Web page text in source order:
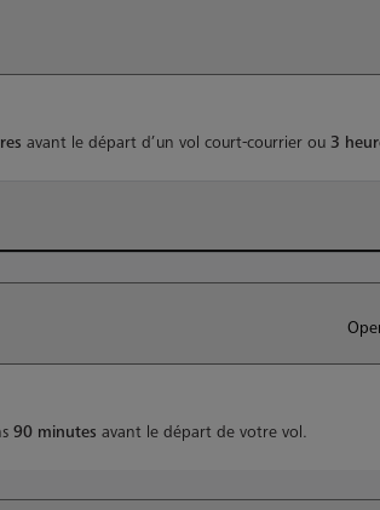
avant le départ d’un vol court-courrier ou 3
90 minutes avant le départ de votre vol.